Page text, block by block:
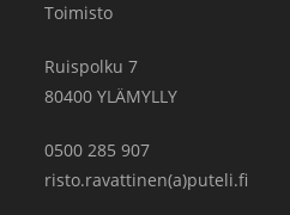
Toimisto
Ruispolku 7
80400 YLÄMYLLY
0500 285 907
risto.ravattinen(a)puteli.fi